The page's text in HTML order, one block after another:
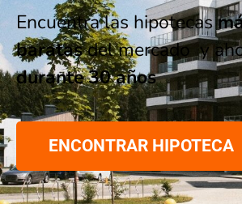
Encuentra las hipotecas
baratasdel mercado y
durante 30 años
ENCONTRAR HIPOTECA